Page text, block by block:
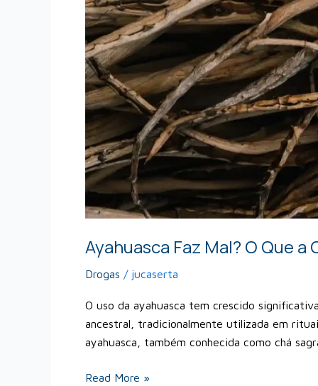
Ayahuasca Faz Mal? O Que
Drogas / jucaserta
O uso da ayahuasca tem crescido
ancestral, tradicionalmente utilizada em
ayahuasca, também conhecida como chá
Read More »